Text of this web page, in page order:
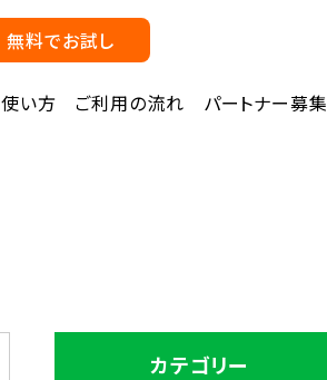
無料でお試し
使い方 ご利用の流れ パートナー募集
カテゴリー